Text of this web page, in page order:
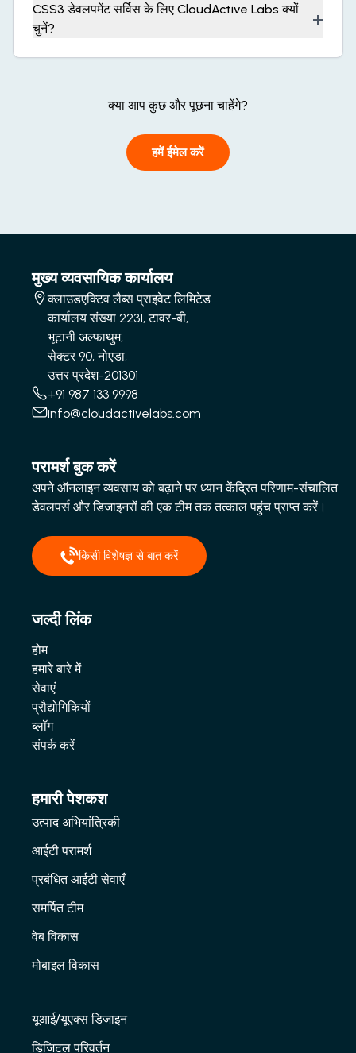
CSS3 डेवलपमेंट सर्विस के लिए CloudActive Labs क्यों
चुनें?
+
क्या आप कुछ और पूछना चाहेंगे?
हमें ईमेल करें
मुख्य व्यवसायिक कार्यालय
क्लाउडएक्टिव लैब्स प्राइवेट लिमिटेड
कार्यालय संख्या 2231, टावर-बी,
भूटानी अल्फाथुम,
सेक्टर 90, नोएडा,
उत्तर प्रदेश-201301
+91 987 133 9998
info@cloudactivelabs.com
परामर्श बुक करें
अपने ऑनलाइन व्यवसाय को बढ़ाने पर ध्यान केंद्रित परिणाम-संचालित
डेवलपर्स और डिजाइनरों की एक टीम तक तत्काल पहुंच प्राप्त करें।
किसी विशेषज्ञ से बात करें
जल्दी लिंक
होम
हमारे बारे में
सेवाएं
प्रौद्योगिकियों
ब्लॉग
संपर्क करें
हमारी पेशकश
उत्पाद अभियांत्रिकी
आईटी परामर्श
प्रबंधित आईटी सेवाएँ
समर्पित टीम
वेब विकास
मोबाइल विकास
यूआई/यूएक्स डिजाइन
डिजिटल परिवर्तन